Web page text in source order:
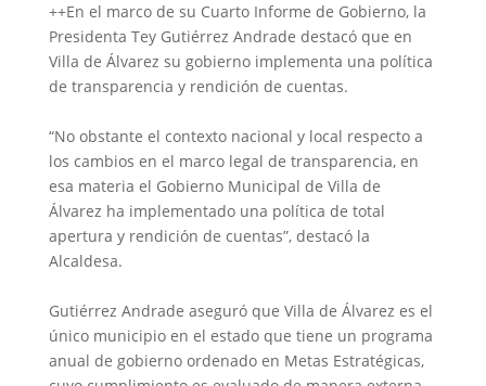
++En el marco de su Cuarto Informe de Gobierno, la
Presidenta Tey Gutiérrez Andrade destacó que en
Villa de Álvarez su gobierno implementa una política
de transparencia y rendición de cuentas.
‎“No obstante el contexto nacional y local respecto a
los cambios en el marco legal de transparencia, en
esa materia el Gobierno Municipal de Villa de
Álvarez ha implementado una política de total
apertura y rendición de cuentas”, destacó la
Alcaldesa.
‎Gutiérrez Andrade aseguró que Villa de Álvarez es el
único municipio en el estado que tiene un programa
anual de gobierno ordenado en Metas Estratégicas,